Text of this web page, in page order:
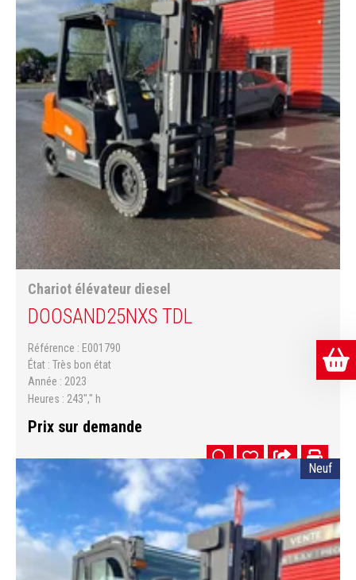
Chariot élévateur diesel
DOOSAN D25NXS TDL
Référence
E001790
État Très bon état
Année
2023
Heures
243"," h
Prix sur demande
Neuf